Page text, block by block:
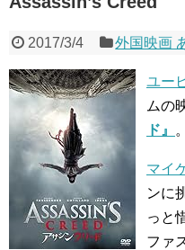
2017/3/4 外国映画
ユー
ムの
ド』
。
マイ
ンに
っと
ファ